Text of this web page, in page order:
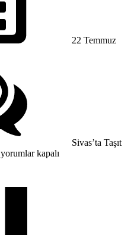
22 Temmuz
Sivas’ta Taşıt
yorumlar kapalı